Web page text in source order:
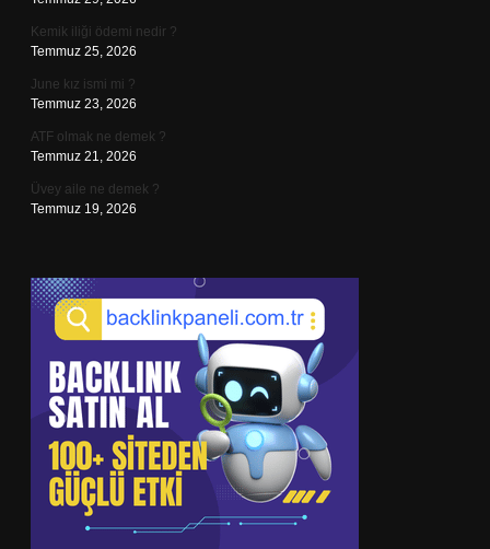
Kemik iliği ödemi nedir ?
Temmuz 25, 2026
June kız ismi mi ?
Temmuz 23, 2026
ATF olmak ne demek ?
Temmuz 21, 2026
Üvey aile ne demek ?
Temmuz 19, 2026